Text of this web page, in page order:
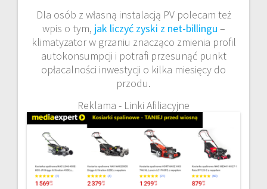
Dla osób z własną instalacją PV polecam też
wpis o tym, jak liczyć zyski z net-billingu –
klimatyzator w grzaniu znacząco zmienia profil
autokonsumpcji i potrafi przesunąć punkt
opłacalności inwestycji o kilka miesięcy do
przodu.
Reklama - Linki Afiliacyjne